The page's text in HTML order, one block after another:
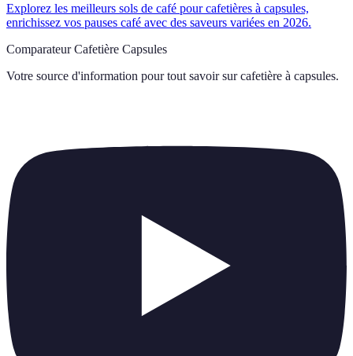
Explorez les meilleurs sols de café pour cafetières à capsules,
enrichissez vos pauses café avec des saveurs variées en 2026.
Comparateur Cafetière Capsules
Votre source d'information pour tout savoir sur cafetière à capsules.